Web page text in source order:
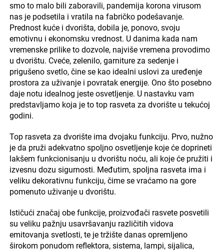
smo to malo bili zaboravili, pandemija korona virusom
nas je podsetila i vratila na fabričko podešavanje.
Prednost kuće i dvorišta, dobila je, ponovo, svoju
emotivnu i ekonomsku vrednost. U danima kada nam
vremenske prilike to dozvole, najviše vremena provodimo
u dvorištu. Cveće, zelenilo, garniture za sedenje i
prigušeno svetlo, čine se kao idealni uslovi za uređenje
prostora za uživanje i povratak energije. Ono što posebno
daje notu idealnog jeste osvetljenje. U nastavku vam
predstavljamo koja je to top rasveta za dvorište u tekućoj
godini.
Top rasveta za dvorište ima dvojaku funkciju. Prvo, nužno
je da pruži adekvatno spoljno osvetljenje koje će doprineti
lakšem funkcionisanju u dvorištu noću, ali koje će pružiti i
izvesnu dozu sigurnosti. Međutim, spoljna rasveta ima i
veliku dekorativnu funkciju, čime se vraćamo na gore
pomenuto uživanje u dvorištu.
Ističući značaj obe funkcije, proizvođači rasvete posvetili
su veliku pažnju usavršavanju različitih vidova
emitovanja svetlosti, te je tržište danas opremljeno
širokom ponudom reflektora, sistema, lampi, sijalica,